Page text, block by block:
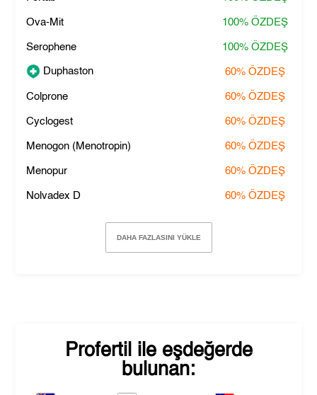
Ova-Mit 100% ÖZDEŞ
Serophene 100% ÖZDEŞ
Duphaston 60% ÖZDEŞ
Colprone 60% ÖZDEŞ
Cyclogest 60% ÖZDEŞ
Menogon (Menotropin) 60% ÖZDEŞ
Menopur 60% ÖZDEŞ
Nolvadex D 60% ÖZDEŞ
DAHA FAZLASINI YÜKLE
Profertil ile eşdeğerde
bulunan: